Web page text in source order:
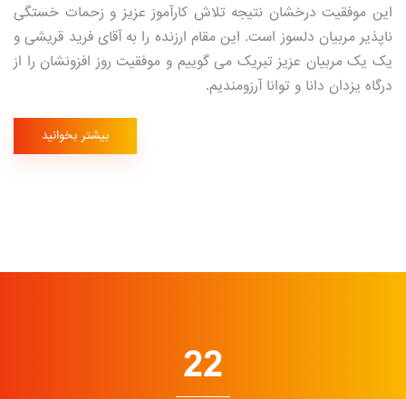
این موفقیت درخشان نتیجه تلاش کارآموز عزیز و زحمات خستگی
ناپذیر مربیان دلسوز است. این مقام ارزنده را به آقای فرید قریشی و
یک یک مربیان عزیز تبریک می گوییم و موفقیت روز افزونشان را از
درگاه یزدان دانا و توانا آرزومندیم.
بیشتر بخوانید
22